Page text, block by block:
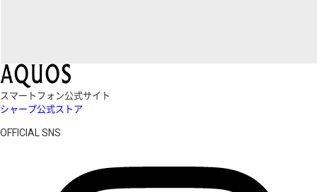
スマートフォン公式サイト
シャープ公式ストア
OFFICIAL SNS